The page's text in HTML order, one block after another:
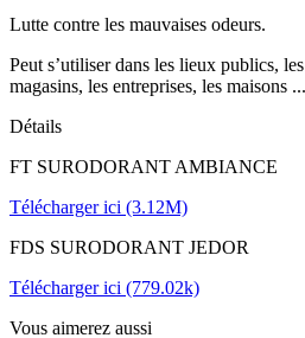
Lutte contre les mauvaises odeurs.
Peut s’utiliser dans les lieux publics,
magasins, les entreprises, les maisons ...
Détails
FT SURODORANT AMBIANCE
Télécharger ici (3.12M)
FDS SURODORANT JEDOR
Télécharger ici (779.02k)
Vous aimerez aussi